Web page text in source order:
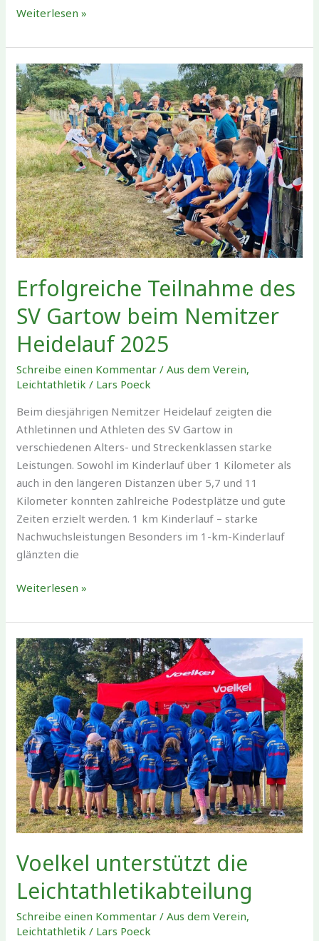
Erfolge
die
SV
Gartow
Athletinnen
bei
der
Bezirksmeisterschaft
Weiterlesen »
Erfolgreiche Teilnahme des
SV Gartow beim Nemitzer
Heidelauf 2025
Schreibe einen Kommentar /Aus dem Verein,
Leichtathletik / Lars Poeck
Beim diesjährigen Nemitzer Heidelauf zeigten die
Athletinnen und Athleten des SV Gartow in
verschiedenen Alters- und Streckenklassen starke
Leistungen. Sowohl im Kinderlauf über 1 Kilometer als
auch in den längeren Distanzen über 5,7 und 11
Kilometer konnten zahlreiche Podestplätze und gute
Zeiten erzielt werden. 1 km Kinderlauf – starke
Nachwuchsleistungen Besonders im 1-km-Kinderlauf
glänzten die
Erfolgreiche
des
SV
Gartow
beim
Nemitzer
Heidelauf
2025
Weiterlesen »
Voelkel unterstützt die
Leichtathletikabteilung
Schreibe einen Kommentar /Aus dem Verein,
Leichtathletik / Lars Poeck